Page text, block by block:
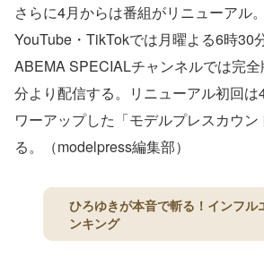
さらに4月からは番組がリニューアル
YouTube・TikTokでは月曜よる6時30
ABEMA SPECIALチャンネルでは完
分より配信する。リニューアル初回
ワーアップした「モデルプレスカウ
る。（modelpress編集部）
ひろゆきが本音で斬る！インフル
ンキング